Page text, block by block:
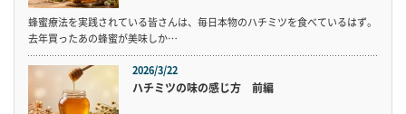
蜂蜜療法を実践されている皆さんは、毎日本物のハチミツを食べているはず。
去年買ったあの蜂蜜が美味しか…
2026/3/22
ハチミツの味の感じ方 前編